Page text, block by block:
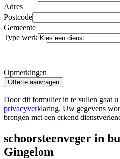
Adres
Postcode
Gemeente
Type werk
Opmerkingen
Offerte aanvragen
Door dit formulier in te vullen gaat u
privacyverklaring. Uw gegevens
brengen met een erkend
schoorsteenveger in
Gingelom